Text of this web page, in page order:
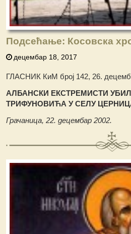
Подсећање: Косовска
децембар 18, 2017
ГЛАСНИК КиМ број 142, 26.
АЛБАНСКИ ЕКСТРЕМИСТИ
ТРИФУНОВИЋА У СЕЛУ
Грачаница, 22. децембар 2002.